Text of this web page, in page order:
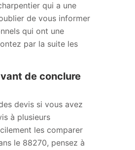
qui a une
de vous informer
qui ont une
par la suite les
de conclure
devis si vous avez
à plusieurs
les comparer
le 88270, pensez à